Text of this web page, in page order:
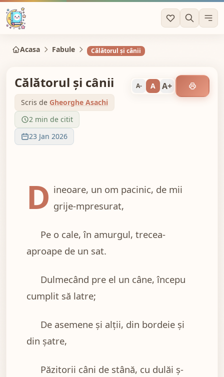
Acasa Fabule Călătorul şi cânii
Călătorul şi cânii
Scris de Gheorghe Asachi
2 min de citit
23 Jan 2026
A- A A+
D ineoare, un om pacinic, de mii
grije-mpresurat,
Pe o cale, în amurgul, trecea-
aproape de un sat.
Dulmecând pre el un câne, începu
cumplit să latre;
De asemene şi alţii, din bordeie şi
din şatre,
Păzitorii câni de stână, cu dulăi ş-